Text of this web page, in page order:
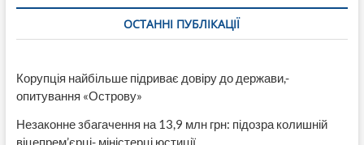
ОСТАННІ ПУБЛІКАЦІЇ
Корупція найбільше підриває довіру до держави,-
опитування «Острову»
Незаконне збагачення на 13,9 млн грн: підозра колишній
віцепрем’єрці- міністерці юстиції